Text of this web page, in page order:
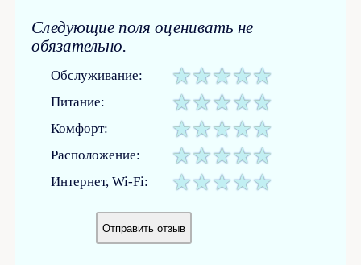
Следующие поля оценивать не
обязательно.
Обслуживание:
Питание:
Комфорт:
Расположение:
Интернет, Wi-Fi: